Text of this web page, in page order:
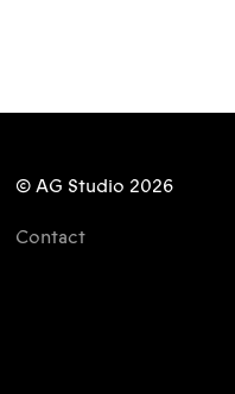
© AG Studio 2026
Contact